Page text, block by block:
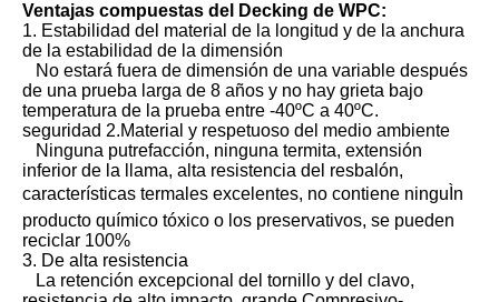
Ventajas compuestas del Decking de WPC:
1. Estabilidad del material de la longitud y de la anchura
de la estabilidad de la dimensión
No estará fuera de dimensión de una variable después
de una prueba larga de 8 años y no hay grieta bajo
temperatura de la prueba entre -40ºC a 40ºC.
seguridad 2.Material y respetuoso del medio ambiente
Ninguna putrefacción, ninguna termita, extensión
inferior de la llama, alta resistencia del resbalón,
características termales excelentes, no contiene ninguÌn
producto químico tóxico o los preservativos, se pueden
reciclar 100%
3. De alta resistencia
La retención excepcional del tornillo y del clavo,